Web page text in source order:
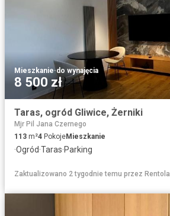
Mieszkanie·do wynajęcia
8 500 zł
Taras, ogród Gliwice, Żerniki
Mjr Pil Jana Czernego
113 m²4 PokojeMieszkanie
·Ogród·Taras·Parking
Zaktualizowano 2 tygodnie temu przez Rentola